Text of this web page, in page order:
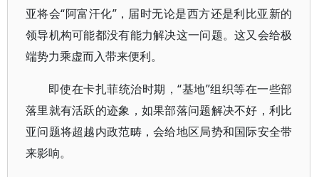
亚将会“阿富汗化”，届时无论是西方还是利比亚新的
领导机构可能都没有能力解决这一问题。这又会给极
端势力乘虚而入带来便利。
即使在卡扎菲统治时期，“基地”组织等在一些部
落里就有活跃的迹象，如果部落问题解决不好，利比
亚问题将超越内政范畴，会给地区局势和国际安全带
来影响。